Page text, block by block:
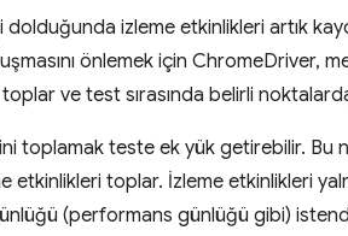
izleme etkinlikleri artık
önlemek için ChromeDriver,
ve test sırasında belirli
toplamak teste ek yük getirebilir. Bu
etkinlikleri toplar. İzleme etkinlikleri
(performans günlüğü gibi)